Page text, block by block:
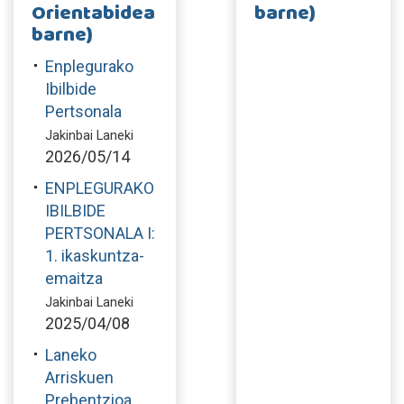
Orientabidea
barne)
Enplegurako
Ibilbide
Pertsonala
Jakinbai Laneki
2026/05/14
ENPLEGURAKO
IBILBIDE
PERTSONALA I:
1. ikaskuntza-
emaitza
Jakinbai Laneki
2025/04/08
Laneko
Arriskuen
Prebentzioa
barne)